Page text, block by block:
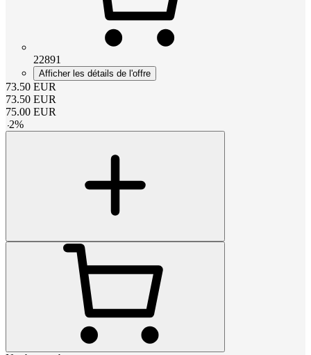
22891
Afficher les détails de l'offre
73.50 EUR
73.50 EUR
75.00 EUR
-2%